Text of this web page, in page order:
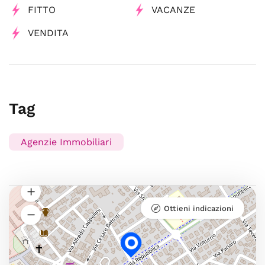
FITTO VACANZE
VENDITA
Tag
Agenzie Immobiliari
Ottieni indicazioni